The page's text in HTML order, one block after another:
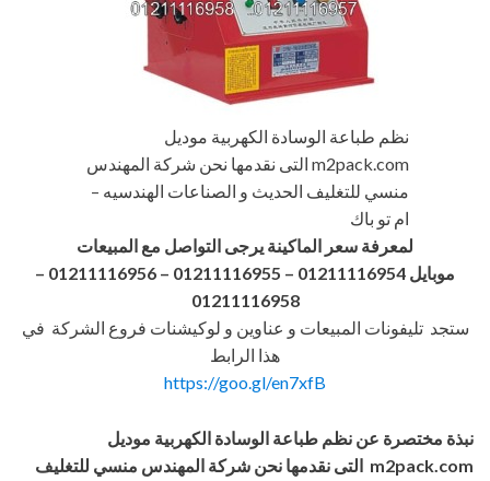
نظم طباعة الوسادة الكهربية موديل
m2pack.com التى نقدمها نحن شركة المهندس
منسي للتغليف الحديث و الصناعات الهندسيه –
ام تو باك
لمعرفة سعر الماكينة يرجى التواصل مع المبيعات
موبايل 01211116954 – 01211116955 – 01211116956
–
01211116958
ستجد تليفونات المبيعات و عناوين و لوكيشنات فروع الشركة في
هذا الرابط
https://goo.gl/en7xfB
نبذة مختصرة عن نظم طباعة الوسادة الكهربية موديل
m2pack.com التى نقدمها نحن شركة المهندس منسي للتغليف